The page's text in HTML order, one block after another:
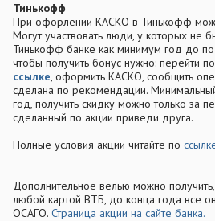
Тинькофф
При офорлении КАСКО в Тинькофф
Могут участвовать люди, у которых не
Тинькофф банке как минимум год до
чтобы получить бонус нужно: перейти по
ссылке, оформить КАСКО, сообщить
сделана по рекомендации.
год, получить скидку можно только за
сделанный по акции приведи друга.
Полные условия акции читайте по
Дополнительное велью можно
любой картой ВТБ, до конца года все
ОСАГО. Страница акции на сайте банка.